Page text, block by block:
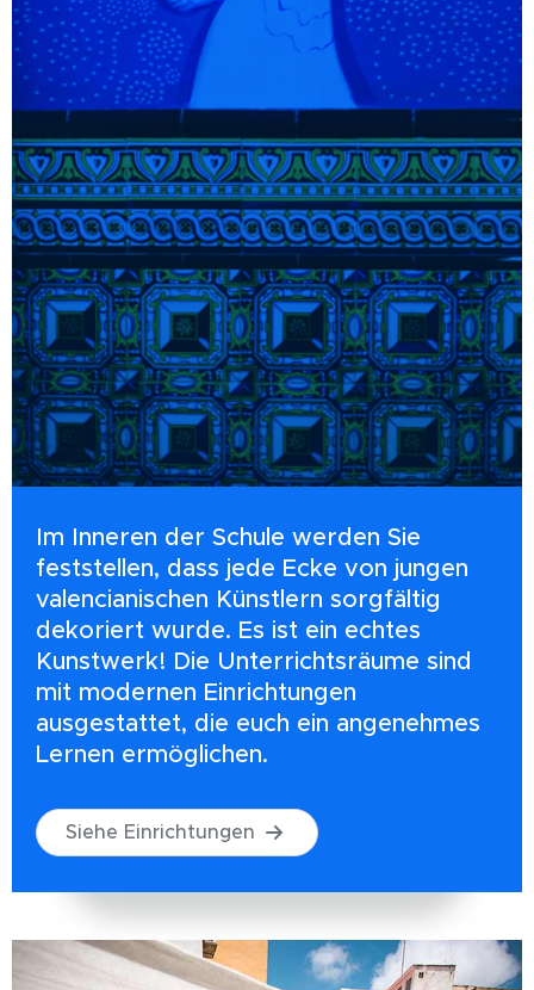
Im Inneren der Schule werden Sie
feststellen, dass jede Ecke von jungen
valencianischen Künstlern sorgfältig
dekoriert wurde. Es ist ein echtes
Kunstwerk! Die Unterrichtsräume sind
mit modernen Einrichtungen
ausgestattet, die euch ein angenehmes
Lernen ermöglichen.
Siehe Einrichtungen